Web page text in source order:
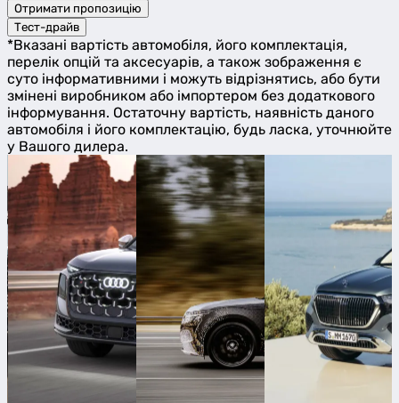
Отримати пропозицію
Тест-драйв
*Вказані вартість автомобіля, його комплектація,
перелік опцій та аксесуарів, а також зображення є
суто інформативними і можуть відрізнятись, або бути
змінені виробником або імпортером без додаткового
інформування. Остаточну вартість, наявність даного
автомобіля і його комплектацію, будь ласка, уточнюйте
у Вашого дилера.